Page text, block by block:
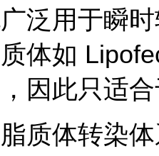
泛用于瞬
体如
因此只适
质体转染